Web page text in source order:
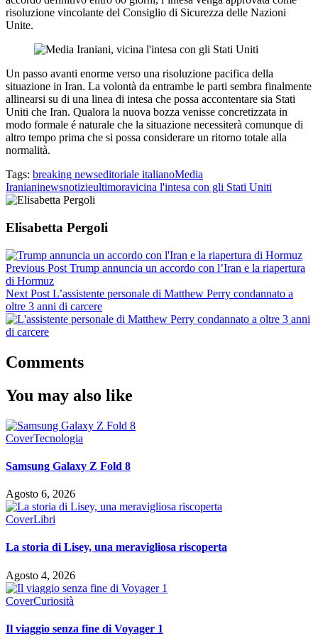
risoluzione vincolante del Consiglio di Sicurezza delle Nazioni
Unite.
Un passo avanti enorme verso una risoluzione pacifica della
situazione in Iran. La volontà da entrambe le parti sembra finalmente
allinearsi su di una linea di intesa che possa accontentare sia Stati
Uniti che Iran. Qualora la nuova bozza venisse concretizzata in
modo formale é naturale che la situazione necessiterà comunque di
altro tempo prima che si possa considerare un ritorno totale alla
normalità.
Tags: breaking newseditoriale italianoMedia
Iranianinewsnotizieultimoravicina l'intesa con gli Stati Uniti
Elisabetta Pergoli
Previous Post Trump annuncia un accordo con l’Iran e la riapertura
di Hormuz
Next Post L’assistente personale di Matthew Perry condannato a
oltre 3 anni di carcere
Comments
You may also like
CoverTecnologia
Samsung Galaxy Z Fold 8
Agosto 6, 2026
CoverLibri
La storia di Lisey, una meravigliosa riscoperta
Agosto 4, 2026
CoverCuriosità
Il viaggio senza fine di Voyager 1